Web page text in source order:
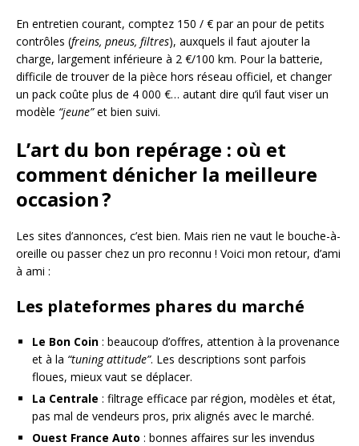
En entretien courant, comptez 150 / € par an pour de petits
contrôles (freins, pneus, filtres), auxquels il faut ajouter la
charge, largement inférieure à 2 €/100 km. Pour la batterie,
difficile de trouver de la pièce hors réseau officiel, et changer
un pack coûte plus de 4 000 €… autant dire qu’il faut viser un
modèle “jeune”et bien suivi.
L’art du bon repérage : où et
comment dénicher la meilleure
occasion ?
Les sites d’annonces, c’est bien. Mais rien ne vaut le bouche-à-
oreille ou passer chez un pro reconnu ! Voici mon retour, d’ami
à ami :
Les plateformes phares du marché
Le Bon Coin : beaucoup d’offres, attention à la provenance
et à la “tuning attitude”. Les descriptions sont parfois
floues, mieux vaut se déplacer.
La Centrale : filtrage efficace par région, modèles et état,
pas mal de vendeurs pros, prix alignés avec le marché.
Ouest France Auto : bonnes affaires sur les invendus